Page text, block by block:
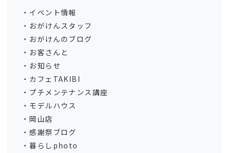
イベント情報
おがけんスタッフ
おがけんのブログ
お客さんと
お知らせ
カフェTAKIBI
プチメンテナンス講座
モデルハウス
岡山店
感謝祭ブログ
暮らしphoto